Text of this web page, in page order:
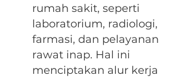
rumah sakit, seperti
laboratorium, radiologi,
farmasi, dan pelayanan
rawat inap. Hal ini
menciptakan alur kerja